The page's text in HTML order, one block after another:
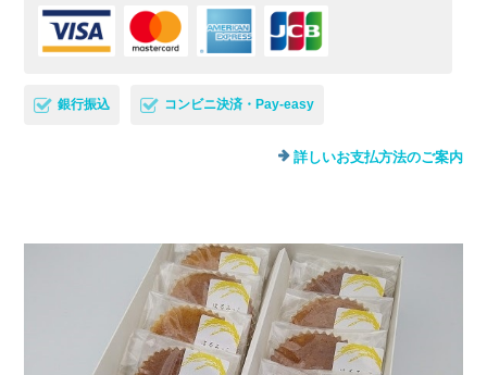
銀行振込 コンビニ決済・Pay-easy
詳しいお支払方法のご案内